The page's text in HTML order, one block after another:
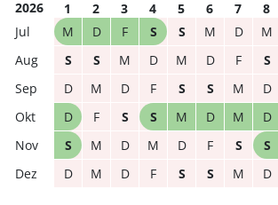
2026 1 2 3 4 5 6 7 8
M
D F S S M D M
S
S M D M D F S
D
M D F S S M D
D
F S S M D M D
S
M D M D F S S
D
M D F S S M D